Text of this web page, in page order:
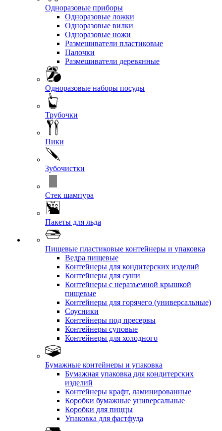
Одноразовые приборы
Одноразовые ложки
Одноразовые вилки
Одноразовые ножи
Размешиватели пластиковые
Палочки
Размешиватели деревянные
Одноразовые наборы посуды
Трубочки
Пики
Зубочистки
Стек шампура
Пакеты для льда
Пищевые пластиковые контейнеры и упаковка
Ведра пищевые
Контейнеры для кондитерских изделий
Контейнеры для суши
Контейнеры с неразъемной крышкой
пищевые
Контейнеры для горячего (универсальные)
Соусники
Контейнеры под пресервы
Контейнеры суповые
Контейнеры для холодного
Бумажные контейнеры и упаковка
Бумажная упаковка для кондитерских
изделий
Контейнеры крафт, ламинированные
Коробки бумажные универсальные
Коробки для пиццы
Упаковка для фастфуда